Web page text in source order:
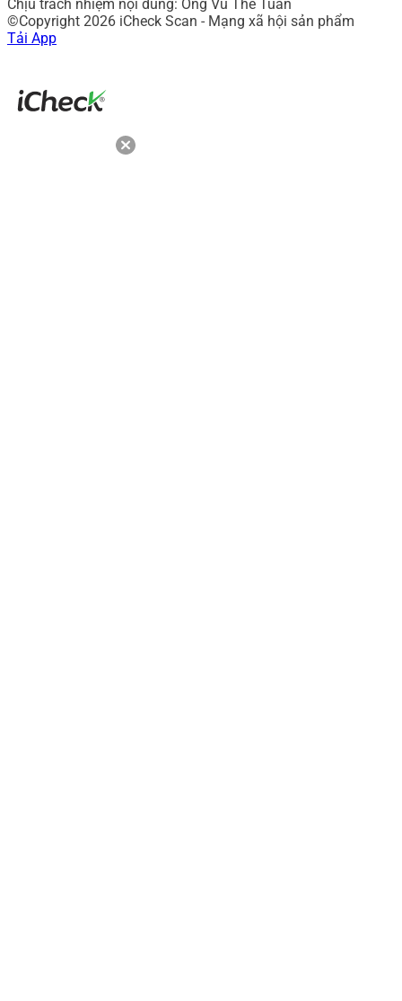
Chịu trách nhiệm nội dung: Ông Vũ Thế Tuấn
©Copyright 2026 iCheck Scan - Mạng xã hội sản phẩm
Tải App